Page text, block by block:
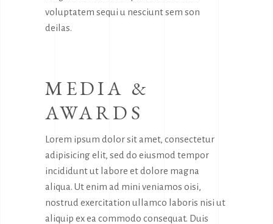
voluptatem sequi u nesciunt sem son
deilas.
MEDIA &
AWARDS
Lorem ipsum dolor sit amet, consectetur
adipisicing elit, sed do eiusmod tempor
incididunt ut labore et dolore magna
aliqua. Ut enim ad mini veniamos oisi,
nostrud exercitation ullamco laboris nisi ut
aliquip ex ea commodo consequat. Duis